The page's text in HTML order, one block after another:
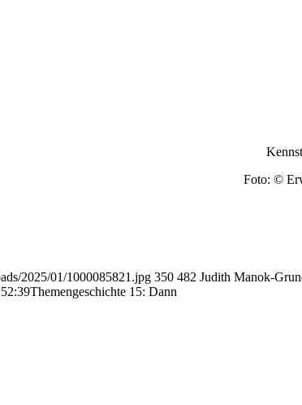
Foto: ©
2025/01/1000085821.jpg 350 482 Judith Manok-
Themengeschichte 15: Dann